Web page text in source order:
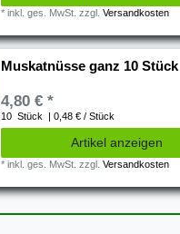
*inkl. ges. MwSt. zzgl.Versandkosten
Muskatnüsse ganz 10 Stück
4,80 € *
10 Stück | 0,48 € / Stück
Artikel anzeigen
*inkl. ges. MwSt. zzgl.Versandkosten